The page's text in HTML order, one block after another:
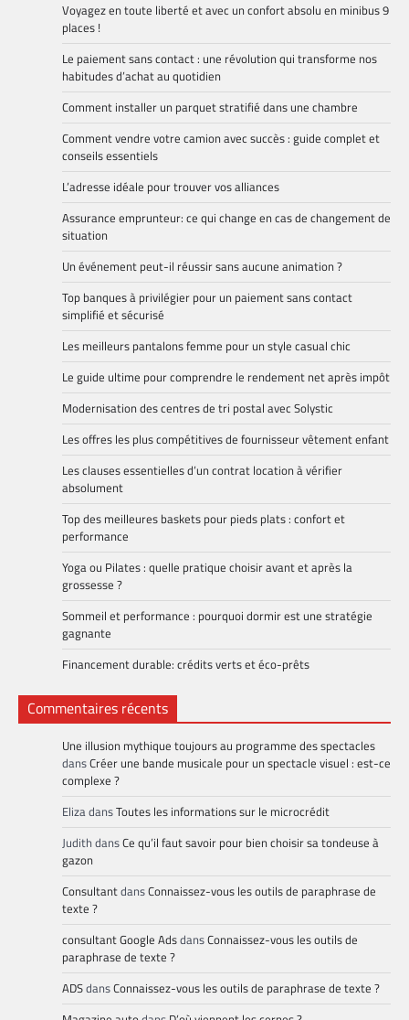
Voyagez en toute liberté et avec un confort absolu en minibus 9
places !
Le paiement sans contact : une révolution qui transforme nos
habitudes d’achat au quotidien
Comment installer un parquet stratifié dans une chambre
Comment vendre votre camion avec succès : guide complet et
conseils essentiels
L’adresse idéale pour trouver vos alliances
Assurance emprunteur: ce qui change en cas de changement de
situation
Un événement peut-il réussir sans aucune animation ?
Top banques à privilégier pour un paiement sans contact
simplifié et sécurisé
Les meilleurs pantalons femme pour un style casual chic
Le guide ultime pour comprendre le rendement net après impôt
Modernisation des centres de tri postal avec Solystic
Les offres les plus compétitives de fournisseur vêtement enfant
Les clauses essentielles d’un contrat location à vérifier
absolument
Top des meilleures baskets pour pieds plats : confort et
performance
Yoga ou Pilates : quelle pratique choisir avant et après la
grossesse ?
Sommeil et performance : pourquoi dormir est une stratégie
gagnante
Financement durable: crédits verts et éco-prêts
Commentaires récents
Une illusion mythique toujours au programme des spectacles
dansCréer une bande musicale pour un spectacle visuel : est-ce
complexe ?
ElizadansToutes les informations sur le microcrédit
Judith dansCe qu’il faut savoir pour bien choisir sa tondeuse à
gazon
ConsultantdansConnaissez-vous les outils de paraphrase de
texte ?
consultant Google AdsdansConnaissez-vous les outils de
paraphrase de texte ?
ADSdansConnaissez-vous les outils de paraphrase de texte ?